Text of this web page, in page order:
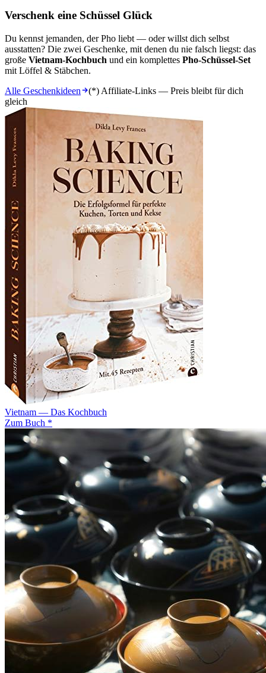
Verschenk eine Schüssel Glück
Du kennst jemanden, der Pho liebt — oder willst dich selbst
ausstatten? Die zwei Geschenke, mit denen du nie falsch liegst: das
große Vietnam-Kochbuch und ein komplettes Pho-Schüssel-Set
mit Löffel & Stäbchen.
Alle Geschenkideen
(*) Affiliate-Links — Preis bleibt für dich
gleich
Vietnam — Das Kochbuch
Zum Buch *